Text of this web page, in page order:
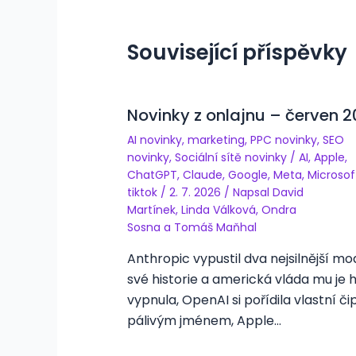
Související příspěvky
Novinky z onlajnu – červen
AI novinky, marketing, PPC novinky, SEO
novinky, Sociální sítě novinky / AI, Apple,
ChatGPT, Claude, Google, Meta,
tiktok / 2. 7. 2026 / Napsal David
Martínek, Linda Válková, Ondra
Sosna a Tomáš Maňhal
Anthropic vypustil dva nejsilnější
své historie a americká vláda mu je
vypnula, OpenAI si pořídila vlastní
pálivým jménem, Apple…